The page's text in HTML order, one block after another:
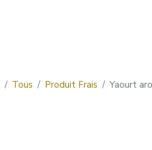
Tous Produit Frais Yaourt